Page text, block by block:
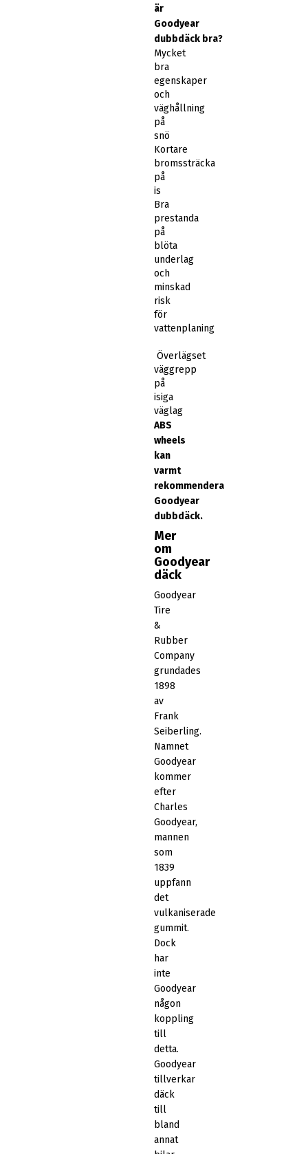
är
Goodyear
dubbdäck bra?
Mycket
bra
egenskaper
och
väghållning
på
snö
Kortare
bromssträcka
på
is
Bra
prestanda
på
blöta
underlag
och
minskad
risk
för
vattenplaning
Överlägset
väggrepp
på
isiga
väglag
ABS
wheels
kan
varmt
rekommendera
Goodyear
dubbdäck.
Mer
om
Goodyear
däck
Goodyear
Tire
&
Rubber
Company
grundades
1898
av
Frank
Seiberling.
Namnet
Goodyear
kommer
efter
Charles
Goodyear,
mannen
som
1839
uppfann
det
vulkaniserade
gummit.
Dock
har
inte
Goodyear
någon
koppling
till
detta.
Goodyear
tillverkar
däck
till
bland
annat